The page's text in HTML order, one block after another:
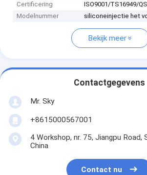
Certificering
ISO9001/TS16949/
Modelnummer
siliconeinjectie het
Bekijk meer
Contactgegevens
Mr. Sky
+8615000567001
4 Workshop, nr. 75, Jiangpu Road,
China
Contact nu